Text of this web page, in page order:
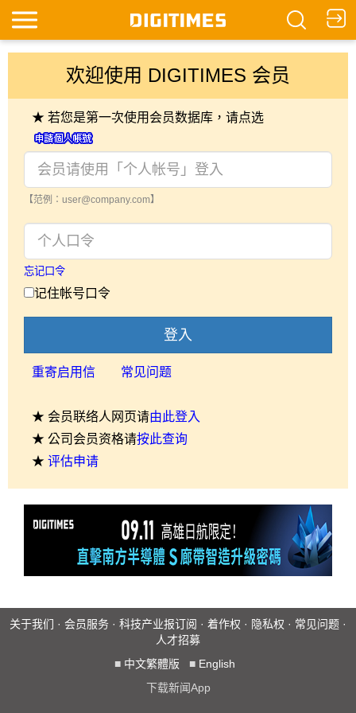
欢迎使用 DIGITIMES 会员
★ 若您是第一次使用会员数据库，请点选
【范例：user@company.com】
忘记口令
记住帐号口令
登入
重寄启用信 常见问题
★ 会员联络人网页请由此登入
★ 公司会员资格请按此查询
★ 评估申请
关于我们 · 会员服务 · 科技产业报订阅 · 着作权 · 隐私权 · 常见问题 ·
人才招募
■ 中文繁體版 ■ English
下载新闻App